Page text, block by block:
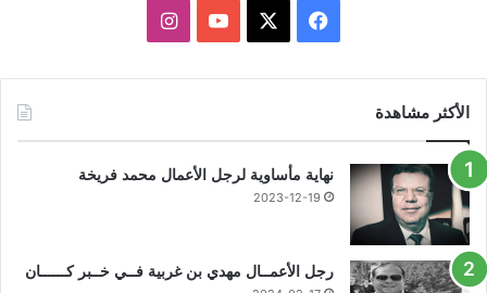
فيسبوك يوتيوبانستقرام
الأكثر مشاهدة
نهاية مأساوية لرجل الأعمال محمد فريخة
2023-12-19
رجل الأعمــال مهدي بن غربية فــي خــبر كــــــان